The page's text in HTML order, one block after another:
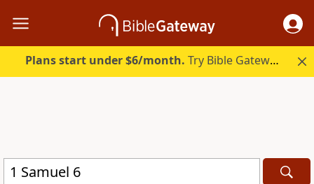
Plans start under $6/month. Try Bible Gateway Plus.